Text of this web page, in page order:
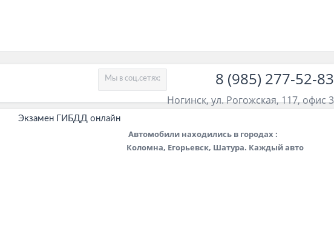
8 (985) 277-52-83
Ногинск, ул. Рогожская, 117, офис 3
Мы в соц.сетях:
Экзамен ГИБДД онлайн
Автомобили находились в городах :
Коломна, Егорьевск, Шатура. Каждый авто